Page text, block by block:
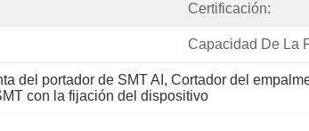
Certificación:
Capacidad De La
del portador de SMT AI , Cortador del
con la fijación del dispositivo